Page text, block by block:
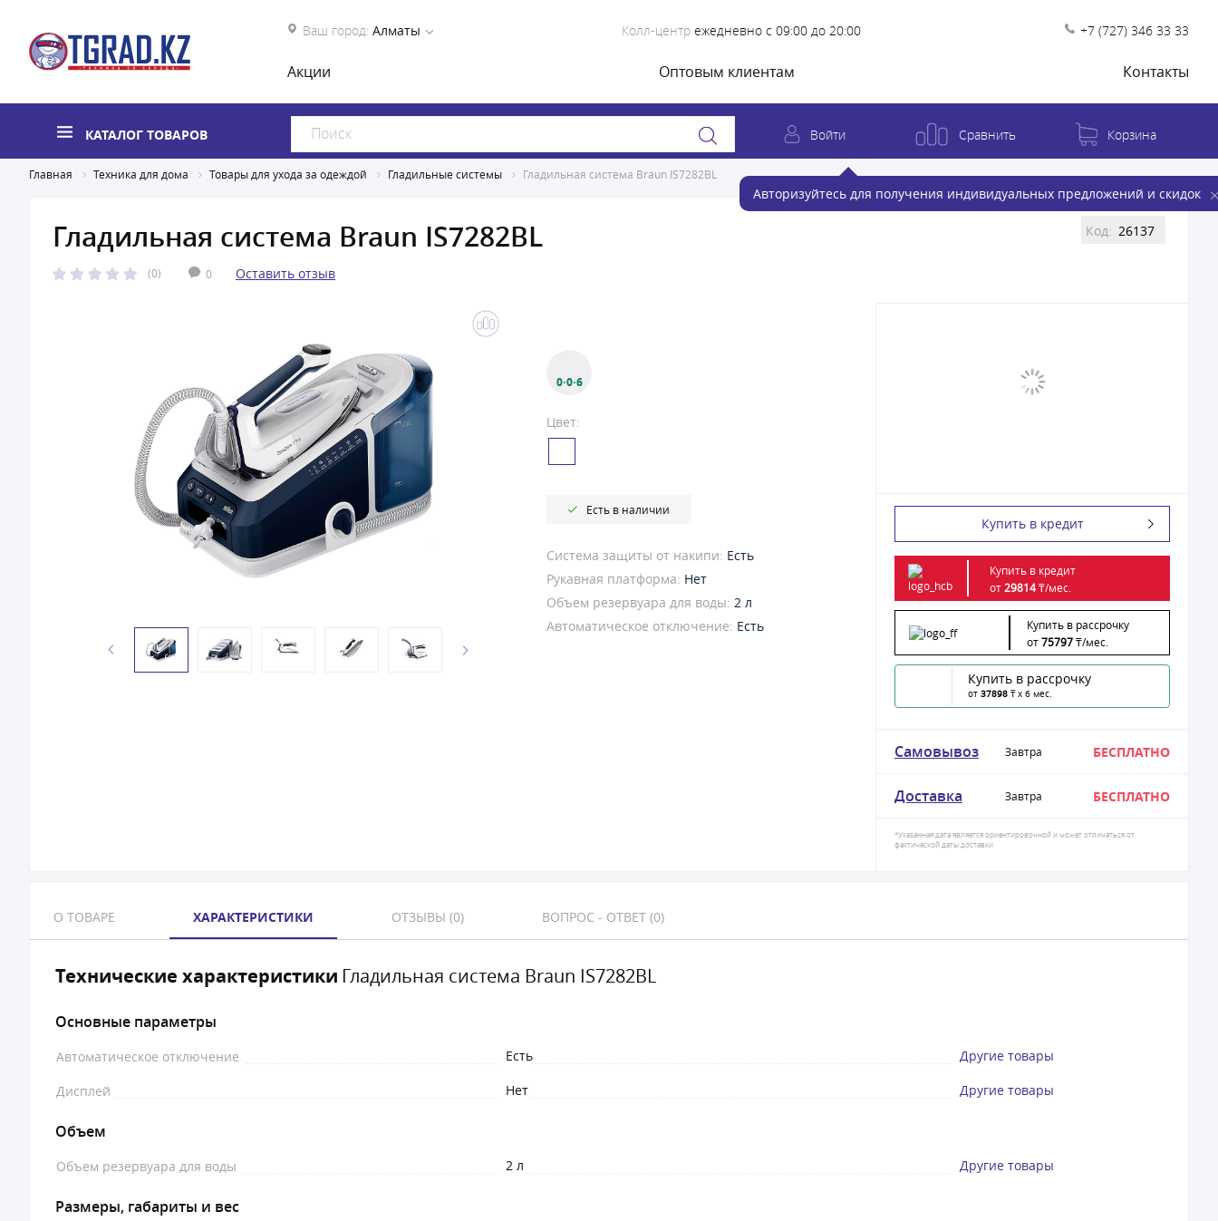
Ваш город: Алматы Колл-центр ежедневно с 09:00 до 20:00 +7 (727) 346 33 33
Акции Оптовым клиентам Контакты
КАТАЛОГ ТОВАРОВ Войти
Авторизуйтесь для получения индивидуальных предложений и скидок
Сравнить Корзина
Главная Техника для дома Товары для ухода за одеждой Гладильные системы Гладильная система Braun IS7282BL
Гладильная система Braun IS7282BL
(0) 0 Оставить отзыв
Код: 26137
0·0·6
Цвет:
Есть в наличии
Система защиты от накипи: Есть
Рукавная платформа: Нет
Объем резервуара для воды: 2 л
Автоматическое отключение: Есть
Купить в кредит
Купить в кредит
от29814₸/мес.
Купить в рассрочку
от75797₸/мес.
Купить в рассрочку
от 37898 ₸ x 6 мес.
Самовывоз Завтра БЕСПЛАТНО
Доставка Завтра БЕСПЛАТНО
*Указанная дата является ориентировочной и может отличаться от
фактической даты доставки
О ТОВАРЕ ХАРАКТЕРИСТИКИ ОТЗЫВЫ (0) ВОПРОС - ОТВЕТ (0)
Технические характеристики Гладильная система Braun IS7282BL
Основные параметры
Автоматическое отключение Есть Другие товары
Дисплей Нет Другие товары
Объем
Объем резервуара для воды 2 л Другие товары
Размеры, габариты и вес